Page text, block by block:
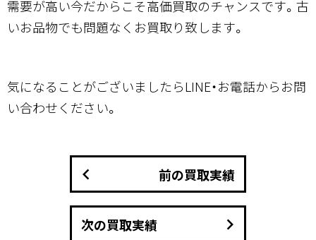
需要が高い今だからこそ高価買取のチャンスです。古
いお品物でも問題なくお買取り致します。
気になることがございましたらLINE・お電話からお問
い合わせください。
前の買取実績
keyboard_arrow_left
次の買取実績 keyboard_arrow_right